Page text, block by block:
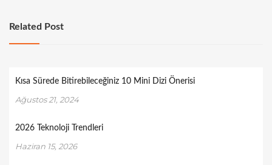
Related Post
Kısa Sürede Bitirebileceğiniz 10 Mini Dizi Önerisi
Ağustos 21, 2024
2026 Teknoloji Trendleri
Haziran 15, 2026